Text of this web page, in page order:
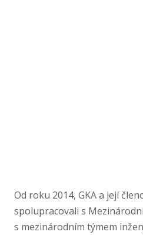
Od roku 2014, GKA a její
spolupracovali s
s mezinárodním týmem